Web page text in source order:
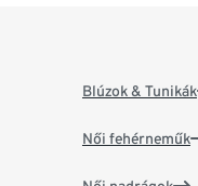
Blúzok & Tunikák
Női fehérneműk